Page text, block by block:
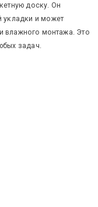
доску. Он
укладки и может
влажного монтажа. Это
задач.